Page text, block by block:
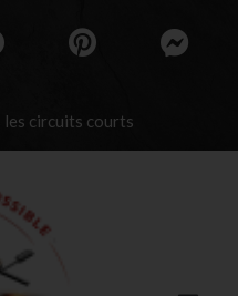
circuits courts